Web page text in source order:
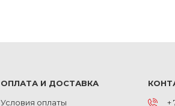
ОПЛАТА И ДОСТАВКА
Условия оплаты
+